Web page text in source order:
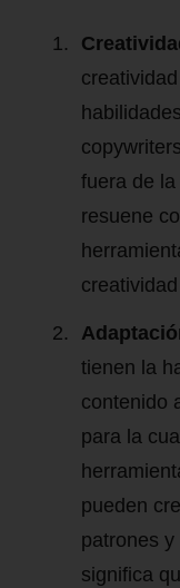
fuera de
resuene
tienen la
contenido
para la
pueden
patrones
significa